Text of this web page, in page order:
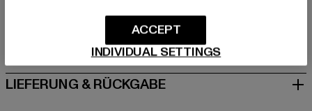
GRÖSSE & PASSFORM
PFLEGEHINWEISE
LIEFERUNG & RÜCKGABE
INDIVIDUAL SETTINGS
ACCEPT